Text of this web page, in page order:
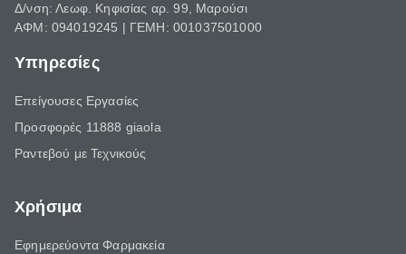
Δ/νση: Λεωφ. Κηφισίας αρ. 99, Μαρούσι
ΑΦΜ: 094019245 | ΓΕΜΗ: 001037501000
Υπηρεσίες
Επείγουσες Εργασίες
Προσφορές 11888 giaola
Ραντεβού με Τεχνικούς
Χρήσιμα
Εφημερεύοντα Φαρμακεία